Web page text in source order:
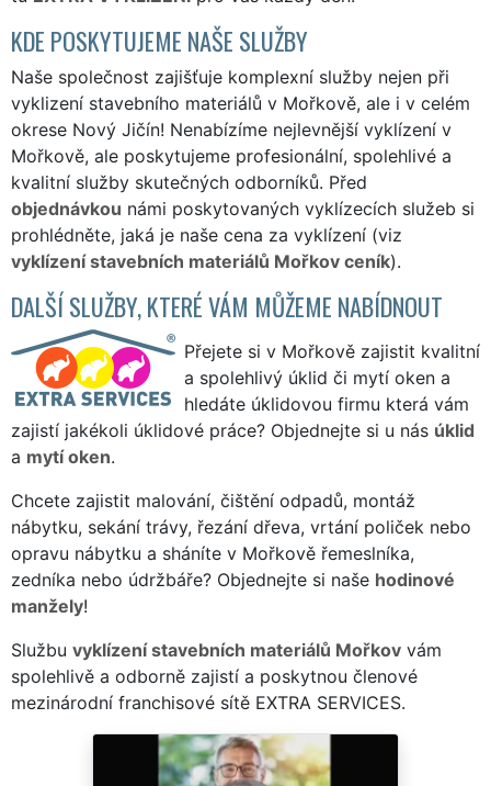
KDE POSKYTUJEME NAŠE SLUŽBY
Naše společnost zajišťuje komplexní služby nejen při
vyklizení stavebního materiálů v Mořkově, ale i v celém
okrese Nový Jičín! Nenabízíme nejlevnější vyklízení v
Mořkově, ale poskytujeme profesionální, spolehlivé a
kvalitní služby skutečných odborníků. Před
objednávkou námi poskytovaných vyklízecích služeb si
prohlédněte, jaká je naše cena za vyklízení (viz
vyklízení stavebních materiálů Mořkov ceník).
DALŠÍ SLUŽBY, KTERÉ VÁM MŮŽEME NABÍDNOUT
Přejete si v Mořkově zajistit kvalitní
a spolehlivý úklid či mytí oken a
hledáte úklidovou firmu která vám
zajistí jakékoli úklidové práce? Objednejte si u nás úklid
a mytí oken.
Chcete zajistit malování, čištění odpadů, montáž
nábytku, sekání trávy, řezání dřeva, vrtání poliček nebo
opravu nábytku a sháníte v Mořkově řemeslníka,
zedníka nebo údržbáře? Objednejte si naše hodinové
manžely!
Službu vyklízení stavebních materiálů Mořkov vám
spolehlivě a odborně zajistí a poskytnou členové
mezinárodní franchisové sítě EXTRA SERVICES.